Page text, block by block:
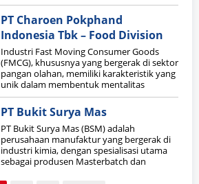
PT Charoen Pokphand
Indonesia Tbk – Food Division
Industri Fast Moving Consumer Goods
(FMCG), khususnya yang bergerak di sektor
pangan olahan, memiliki karakteristik yang
unik dalam membentuk mentalitas
PT Bukit Surya Mas
PT Bukit Surya Mas (BSM) adalah
perusahaan manufaktur yang bergerak di
industri kimia, dengan spesialisasi utama
sebagai produsen Masterbatch dan